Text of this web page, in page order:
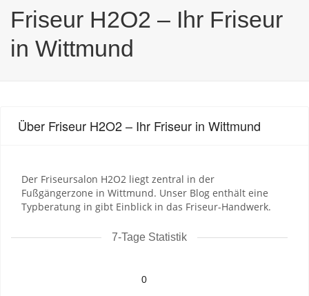
Friseur H2O2 – Ihr Friseur
in Wittmund
Über Friseur H2O2 – Ihr Friseur in Wittmund
Der Friseursalon H2O2 liegt zentral in der
Fußgängerzone in Wittmund. Unser Blog enthält eine
Typberatung in gibt Einblick in das Friseur-Handwerk.
7-Tage Statistik
0